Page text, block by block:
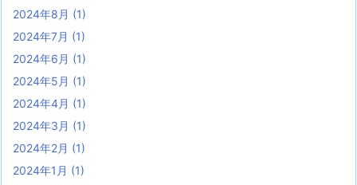
2024年8月 (1)
2024年7月 (1)
2024年6月 (1)
2024年5月 (1)
2024年4月 (1)
2024年3月 (1)
2024年2月 (1)
2024年1月 (1)